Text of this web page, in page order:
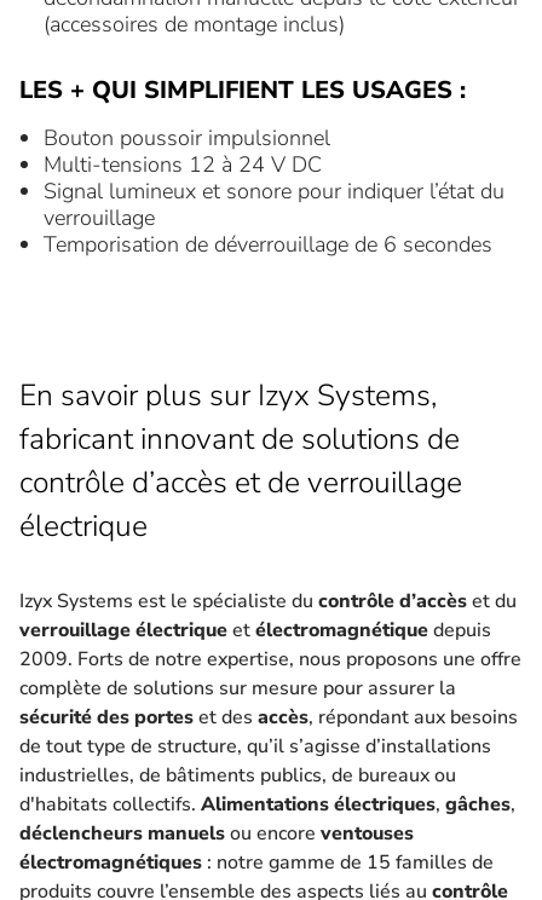
(accessoires de montage inclus)
LES + QUI SIMPLIFIENT LES USAGES :
Bouton poussoir impulsionnel
Multi-tensions 12 à 24 V DC
Signal lumineux et sonore pour indiquer l’état du
verrouillage
Temporisation de déverrouillage de 6 secondes
En savoir plus sur Izyx Systems,
fabricant innovant de solutions de
contrôle d’accès et de verrouillage
électrique
Izyx Systems est le spécialiste du contrôle d’accèset du
verrouillage électriqueetélectromagnétiquedepuis
2009. Forts de notre expertise, nous proposons une offre
complète de solutions sur mesure pour assurer la
sécurité des porteset des accès, répondant aux besoins
de tout type de structure, qu’il s’agisse d’installations
industrielles, de bâtiments publics, de bureaux ou
d'habitats collectifs. Alimentations électriques, gâches,
déclencheurs manuelsou encore ventouses
électromagnétiques : notre gamme de 15 familles de
produits couvre l’ensemble des aspects liés au contrôle